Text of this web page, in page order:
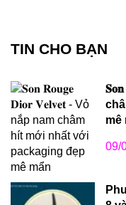
TIN CHO BẠN
𝐒𝐨𝐧
mê
09/